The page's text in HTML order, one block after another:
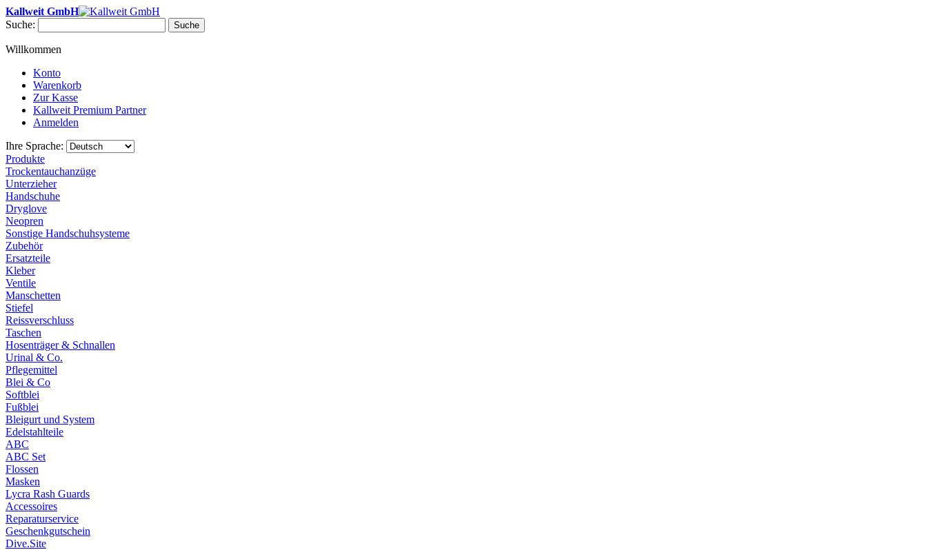
Kallweit GmbH
Suche:
Suche
Willkommen
Konto
Warenkorb
Zur Kasse
Kallweit Premium Partner
Anmelden
Ihre Sprache:
Produkte
Trockentauchanzüge
Unterzieher
Handschuhe
Dryglove
Neopren
Sonstige Handschuhsysteme
Zubehör
Ersatzteile
Kleber
Ventile
Manschetten
Stiefel
Reissverschluss
Taschen
Hosenträger & Schnallen
Urinal & Co.
Pflegemittel
Blei & Co
Softblei
Fußblei
Bleigurt und System
Edelstahlteile
ABC
ABC Set
Flossen
Masken
Lycra Rash Guards
Accessoires
Reparaturservice
Geschenkgutschein
Dive.Site